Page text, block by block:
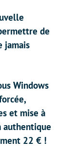
de
jamais
Windows
et mise à
authentique
22 € !